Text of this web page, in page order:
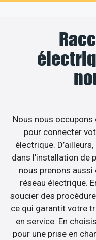
Nous nous
pour connecter
électrique.
dans l’installation de
nous prenons
réseau électrique.
soucier des
ce qui garantit votre
en service. En
pour une prise en